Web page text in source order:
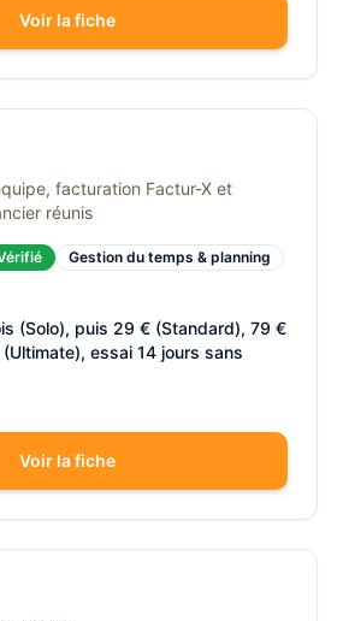
Voir la fiche
facturation Factur-X et
réunis
Gestion du temps & planning
(Solo), puis 29 € (Standard), 79 €
essai 14 jours sans
Voir la fiche